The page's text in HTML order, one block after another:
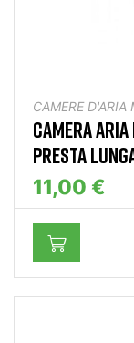
CAMERE D'ARIA
CAMERA
PRESTA
11,00 €